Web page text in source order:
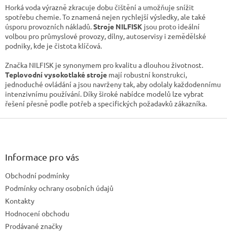
v
k
y
v
i
s
u
Horká voda výrazně zkracuje dobu čištění a umožňuje snížit
spotřebu chemie. To znamená nejen rychlejší výsledky, ale také
úsporu provozních nákladů.Stroje NILFISK jsou proto ideální
volbou pro průmyslové provozy, dílny, autoservisy i zemědělské
podniky, kde je čistota klíčová.
Značka NILFISK je synonymem pro kvalitu a dlouhou životnost.
Teplovodní vysokotlaké stroje mají robustní konstrukci,
jednoduché ovládání a jsou navrženy tak, aby odolaly každodennímu
intenzivnímu používání. Díky široké nabídce modelů lze vybrat
řešení přesně podle potřeb a specifických požadavků zákazníka.
Z
Informace pro vás
Obchodní podmínky
Podmínky ochrany osobních údajů
Kontakty
Hodnocení obchodu
Prodávané značky